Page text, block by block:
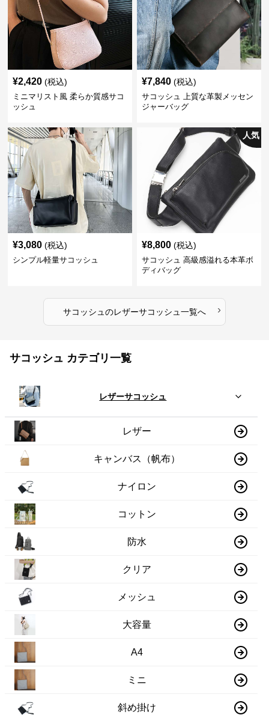
¥2,420 (税込)
ミニマリスト風 柔らか質感サコ
ッシュ
¥7,840 (税込)
サコッシュ 上質な革製メッセン
ジャーバッグ
¥3,080 (税込)
シンプル軽量サコッシュ
人気
¥8,800 (税込)
サコッシュ 高級感溢れる本革ボ
ディバッグ
サコッシュ のレザーサコッシュ 一覧へ ›
サコッシュ カテゴリ一覧
レザーサコッシュ
レザー
キャンバス（帆布）
ナイロン
コットン
防水
クリア
メッシュ
大容量
A4
ミニ
斜め掛け